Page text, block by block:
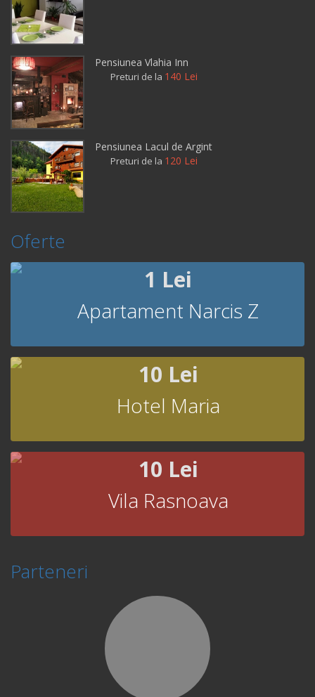
Pensiunea Vlahia Inn
Preturi de la 140 Lei
Pensiunea Lacul de Argint
Preturi de la 120 Lei
Oferte
1 Lei
Apartament Narcis Z
10 Lei
Hotel Maria
10 Lei
Vila Rasnoava
Parteneri